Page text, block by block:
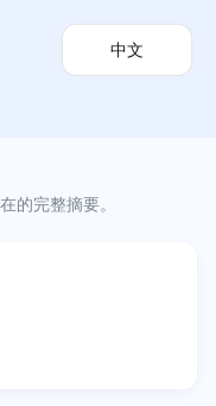
中文
的完整摘要。